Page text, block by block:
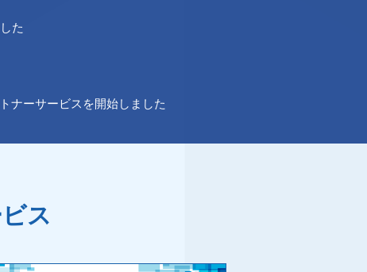
た
ナーサービスを開始しました
ス